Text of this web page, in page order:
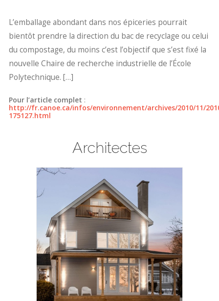
L’emballage abondant dans nos épiceries pourrait
bientôt prendre la direction du bac de recyclage ou celui
du compostage, du moins c’est l’objectif que s’est fixé la
nouvelle Chaire de recherche industrielle de l’École
Polytechnique. […]
Pour l’article complet :
http://fr.canoe.ca/infos/environnement/archives/2010/11/
175127.html
Architectes